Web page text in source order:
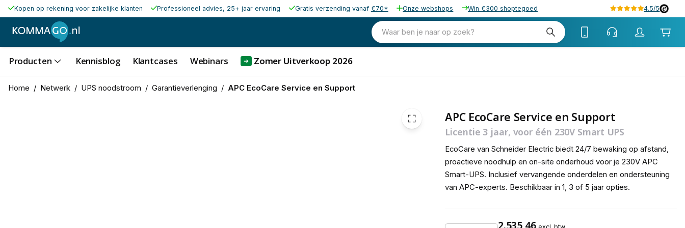
Kopen op rekening voor zakelijke klanten Professioneel advies, 25+ jaar ervaring Gratis verzending vanaf €70* Onze webshops Win €300 shoptegoed 4.5/5
Waar ben je naar op zoek?
Producten Kennisblog Klantcases Webinars ➜ Zomer Uitverkoop 2026
Home / Netwerk / UPS noodstroom / Garantieverlenging / APC EcoCare Service en Support
APC EcoCare Service en Support
Licentie 3 jaar, voor één 230V Smart UPS
EcoCare van Schneider Electric biedt 24/7 bewaking op afstand,
proactieve noodhulp en on-site onderhoud voor je 230V APC
Smart-UPS. Inclusief vervangende onderdelen en ondersteuning
van APC-experts. Beschikbaar in 1, 3 of 5 jaar opties.
2.535,46
2.535,46 excl. btw
3.067,91 incl. btw